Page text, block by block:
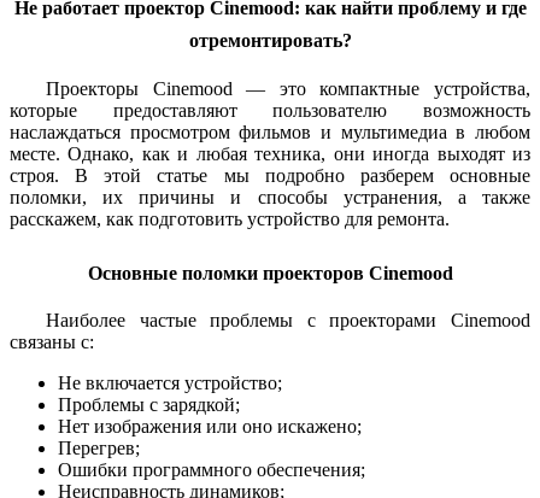
Не работает проектор Cinemood: как найти проблему и где
отремонтировать?
Проекторы Cinemood — это компактные устройства,
которые предоставляют пользователю возможность
наслаждаться просмотром фильмов и мультимедиа в любом
месте. Однако, как и любая техника, они иногда выходят из
строя. В этой статье мы подробно разберем основные
поломки, их причины и способы устранения, а также
расскажем, как подготовить устройство для ремонта.
Основные поломки проекторов Cinemood
Наиболее частые проблемы с проекторами Cinemood
связаны с:
Не включается устройство;
Проблемы с зарядкой;
Нет изображения или оно искажено;
Перегрев;
Ошибки программного обеспечения;
Неисправность динамиков;